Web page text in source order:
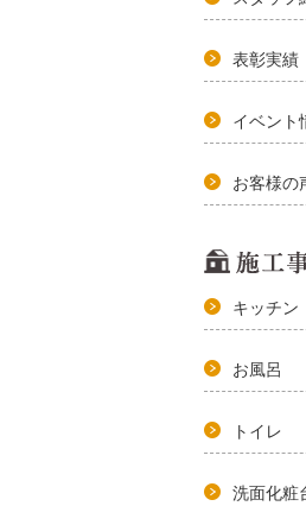
表彰実績
イベント
お客様の
キッチン
お風呂
トイレ
洗面化粧